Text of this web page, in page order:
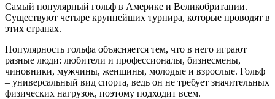
Самый популярный гольф в Америке и Великобритании.
Существуют четыре крупнейших турнира, которые проводят в
этих странах.
Популярность гольфа объясняется тем, что в него играют
разные люди: любители и профессионалы, бизнесмены,
чиновники, мужчины, женщины, молодые и взрослые. Гольф
– универсальный вид спорта, ведь он не требует значительных
физических нагрузок, поэтому подходит всем.